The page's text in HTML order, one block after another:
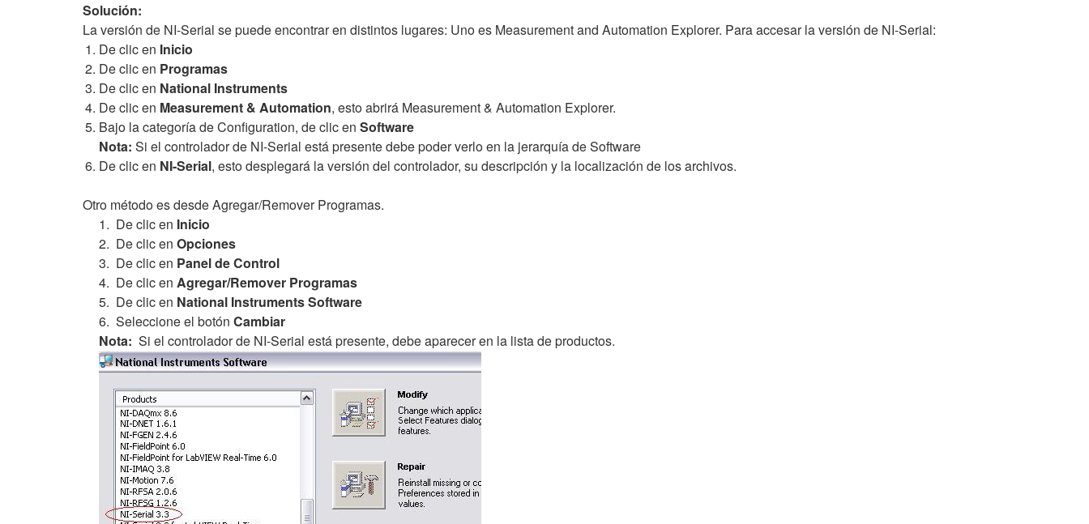
Solución:
La versión de NI-Serial se puede encontrar en distintos lugares: Uno es Measurement and Automation Explorer. Para accesar la versión de NI-Serial:
De clic en Inicio
De clic en Programas
De clic en National Instruments
De clic en Measurement & Automation, esto abrirá Measurement & Automation Explorer.
Bajo la categoría de Configuration, de clic en Software
Nota: Si el controlador de NI-Serial está presente debe poder verlo en la jerarquía de Software
De clic en NI-Serial, esto desplegará la versión del controlador, su descripción y la localización de los archivos.
Otro método es desde Agregar/Remover Programas.
1. De clic en Inicio
2. De clic en Opciones
3. De clic en Panel de Control
4. De clic en Agregar/Remover Programas
5. De clic en National Instruments Software
6. Seleccione el botón Cambiar
Nota: Si el controlador de NI-Serial está presente, debe aparecer en la lista de productos.